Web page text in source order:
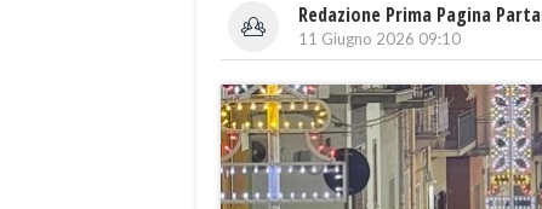
Redazione Prima Pagina
11 Giugno 2026 09:10